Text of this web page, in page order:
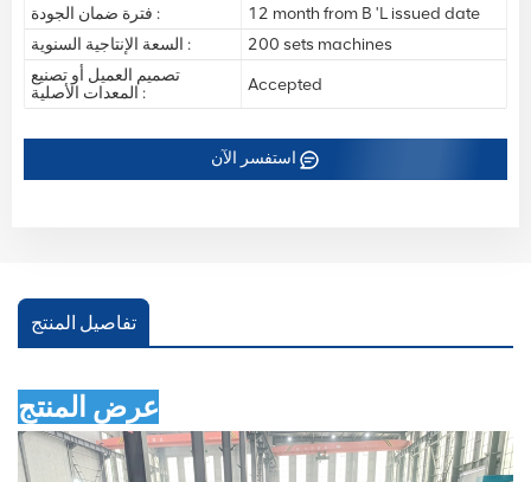
فترة ضمان الجودة :
12 month from B 'L issued date
السعة الإنتاجية السنوية :
200 sets machines
تصميم العميل أو تصنيع
المعدات الأصلية :
Accepted
استفسر الآن
تفاصيل المنتج
عرض المنتج